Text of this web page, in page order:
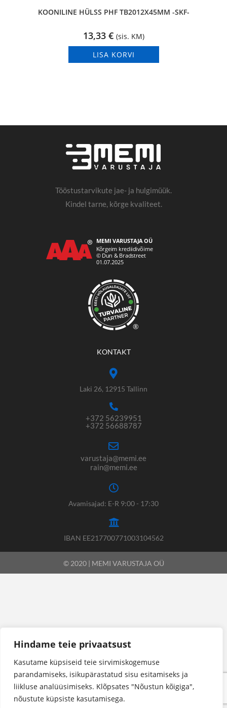
Hindame teie privaatsust
Kasutame küpsiseid teie sirvimiskogemuse
parandamiseks, isikupärastatud sisu esitamiseks ja
liikluse analüüsimiseks. Klõpsates "Nõustun kõigiga",
nõustute küpsiste kasutamisega.
KOONILINE HÜLSS PHF TB2012X45MM -SKF-
13,33 € (sis. KM)
LISA KORVI
Tööstustarvikute jae- ja hulgimüük.
Kindel tarne, kõrge kvaliteet.
®
KONTAKT
Laki 26, 12915 Tallinn
+372 56239951
+372 56688787
varustaja@memi.ee
rain@memi.ee
Avamisajad: E-R 9:00 - 17:30
IBAN EE217700771003104562
© 2020 | MEMI VARUSTAJA OÜ